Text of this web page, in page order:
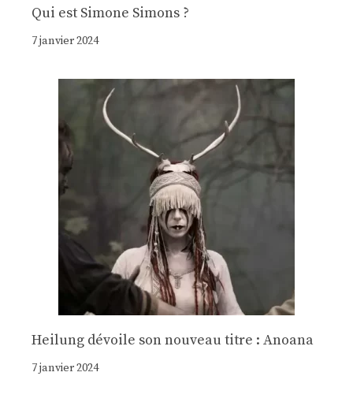
Qui est Simone Simons ?
7 janvier 2024
Heilung dévoile son nouveau titre : Anoana
7 janvier 2024